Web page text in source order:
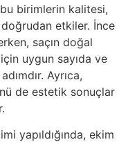
birimlerin kalitesi,
etkiler. İnce
saçın doğal
uygun sayıda ve
Ayrıca,
de estetik sonuçlar
yapıldığında, ekim